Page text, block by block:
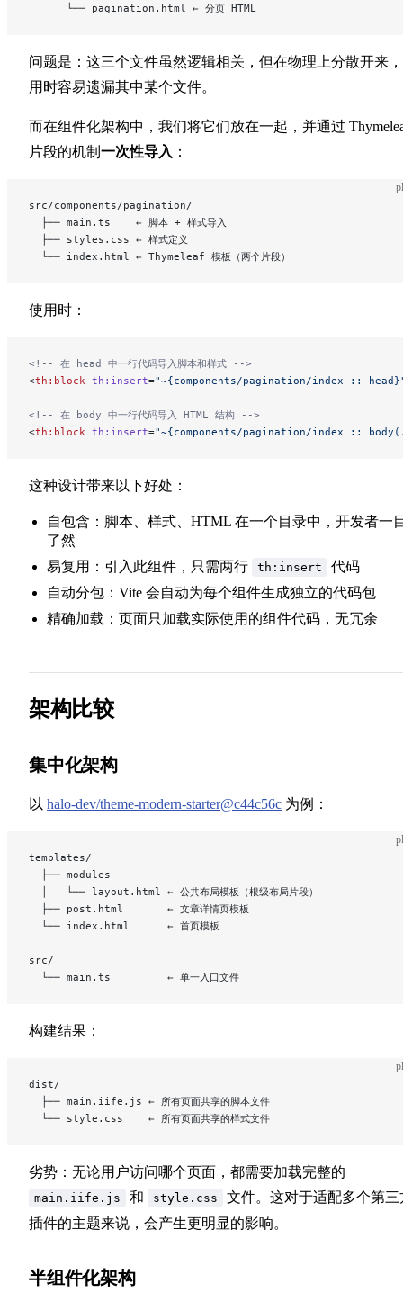
      └── pagination.html ← 分页 HTML
问题是：这三个文件虽然逻辑相关，但在物理上分散开来
用时容易遗漏其中某个文件。
而在组件化架构中，我们将它们放在一起，并通过
片段的机制 一次性导入 ：
src/components/pagination/
  ├── main.ts    ← 脚本 + 样式导入
  ├── styles.css ← 样式定义
  └── index.html ← Thymeleaf 模板（两个片段）
使用时：
<!-- 在 head 中一行代码导入脚本和样式 -->
<th:block th:insert="~{components/pagination/index ::
<!-- 在 body 中一行代码导入 HTML 结构 -->
<th:block th:insert="~{components/pagination/index ::
这种设计带来以下好处：
自包含：脚本、样式、HTML 在一个目录中，开发者一
了然
易复用：引入此组件，只需两行
th:insert
代码
自动分包：Vite 会自动为每个组件生成独立的代码包
精确加载：页面只加载实际使用的组件代码，无冗余
架构比较
集中化架构
以 halo-dev/theme-modern-starter@c44c56c 为例：
templates/
  ├── modules
  │   └── layout.html ← 公共布局模板（根级布局片段）
  ├── post.html       ← 文章详情页模板
  └── index.html      ← 首页模板
src/
  └── main.ts         ← 单一入口文件
构建结果：
dist/
  ├── main.iife.js ← 所有页面共享的脚本文件
  └── style.css    ← 所有页面共享的样式文件
劣势：无论用户访问哪个页面，都需要加载完整的
main.iife.js 和 style.css
文件。这对于适配多个第三
插件的主题来说，会产生更明显的影响。
半组件化架构